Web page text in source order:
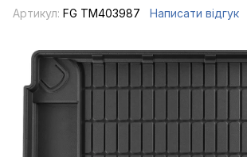
Артикул: FG TM403987 Написати відгук